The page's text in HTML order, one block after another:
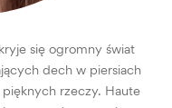
się ogromny świat
dech w piersiach
rzeczy. Haute